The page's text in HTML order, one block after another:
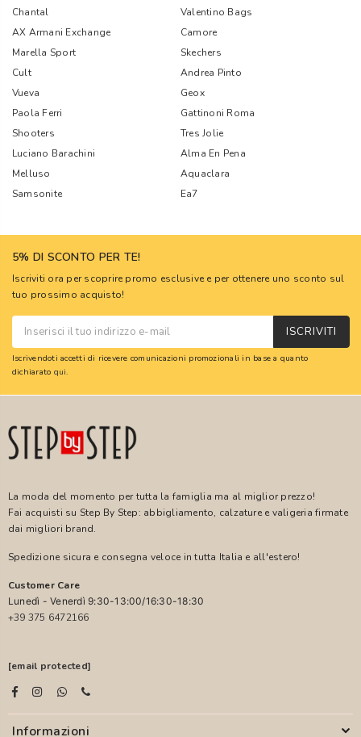
Chantal
Valentino Bags
AX Armani Exchange
Camore
Marella Sport
Skechers
Cult
Andrea Pinto
Vueva
Geox
Paola Ferri
Gattinoni Roma
Shooters
Tres Jolie
Luciano Barachini
Alma En Pena
Melluso
Aquaclara
Samsonite
Ea7
5% DI SCONTO PER TE!
Iscriviti ora per scoprire promo esclusive e per ottenere uno sconto sul
tuo prossimo acquisto!
ISCRIVITI
Iscrivendoti accetti di ricevere comunicazioni promozionali in base a quanto
dichiarato qui.
La moda del momento per tutta la famiglia ma al miglior prezzo!
Fai acquisti su Step By Step: abbigliamento, calzature e valigeria firmate
dai migliori brand.
Spedizione sicura e consegna veloce in tutta Italia e all'estero!
Customer Care
Lunedì - Venerdì 9:30-13:00/16:30-18:30
+39 375 6472166
[email protected]
Informazioni